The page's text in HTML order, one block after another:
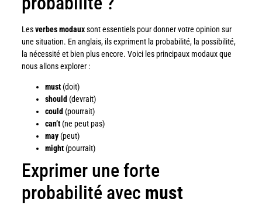
Lesverbes modauxsont essentiels pour donner votre opinion sur
une situation. En anglais, ils expriment la probabilité, la possibilité,
la nécessité et bien plus encore. Voici les principaux modaux que
nous allons explorer :
must(doit)
should (devrait)
could (pourrait)
can’t(ne peut pas)
may(peut)
might(pourrait)
Exprimer une forte
probabilité avec must